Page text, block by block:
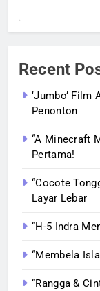
Recent
‘Jumbo’
Penonton
“A Minecraft
Pertama!
“Cocote
Layar Lebar
“H-5 Indra
“Membela
“Rangga &